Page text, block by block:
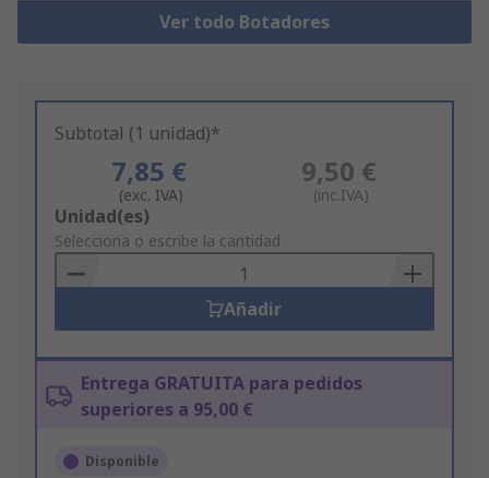
Ver todo Botadores
Subtotal (1 unidad)*
7,85 €
(exc. IVA)
9,50 €
(inc.IVA)
Add
to
Basket
Unidad(es)
Selecciona o escribe la cantidad
Añadir
Entrega GRATUITA para pedidos
superiores a 95,00 €
Disponible